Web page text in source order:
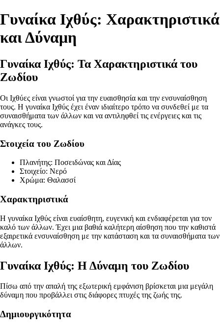
Γυναίκα Ιχθύς: Χαρακτηριστικά
και Δύναμη
Γυναίκα Ιχθύς: Τα Χαρακτηριστικά του
Ζωδίου
Οι Ιχθύες είναι γνωστοί για την ευαισθησία και την ενσυναίσθηση
τους. Η γυναίκα Ιχθύς έχει έναν ιδιαίτερο τρόπο να συνδεθεί με τα
συναισθήματα των άλλων και να αντιληφθεί τις ενέργειες και τις
ανάγκες τους.
Στοιχεία του Ζωδίου
Πλανήτης: Ποσειδώνας και Δίας
Στοιχείο: Νερό
Χρώμα: Θαλασσί
Χαρακτηριστικά
Η γυναίκα Ιχθύς είναι ευαίσθητη, ευγενική και ενδιαφέρεται για τον
καλό των άλλων. Έχει μια βαθιά καλήτερη αίσθηση που την καθιστά
εξαιρετικά ενσυναίσθηση με την κατάσταση και τα συναισθήματα των
άλλων.
Γυναίκα Ιχθύς: Η Δύναμη του Ζωδίου
Πίσω από την απαλή της εξωτερική εμφάνιση βρίσκεται μια μεγάλη
δύναμη που προβάλλει στις διάφορες πτυχές της ζωής της.
Δημιουργικότητα